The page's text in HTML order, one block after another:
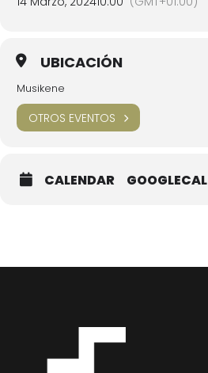
UBICACIÓN
Musikene
OTROS EVENTOS
CALENDAR GOOGLECAL